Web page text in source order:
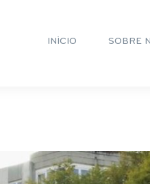
INÍCIO SOBRE